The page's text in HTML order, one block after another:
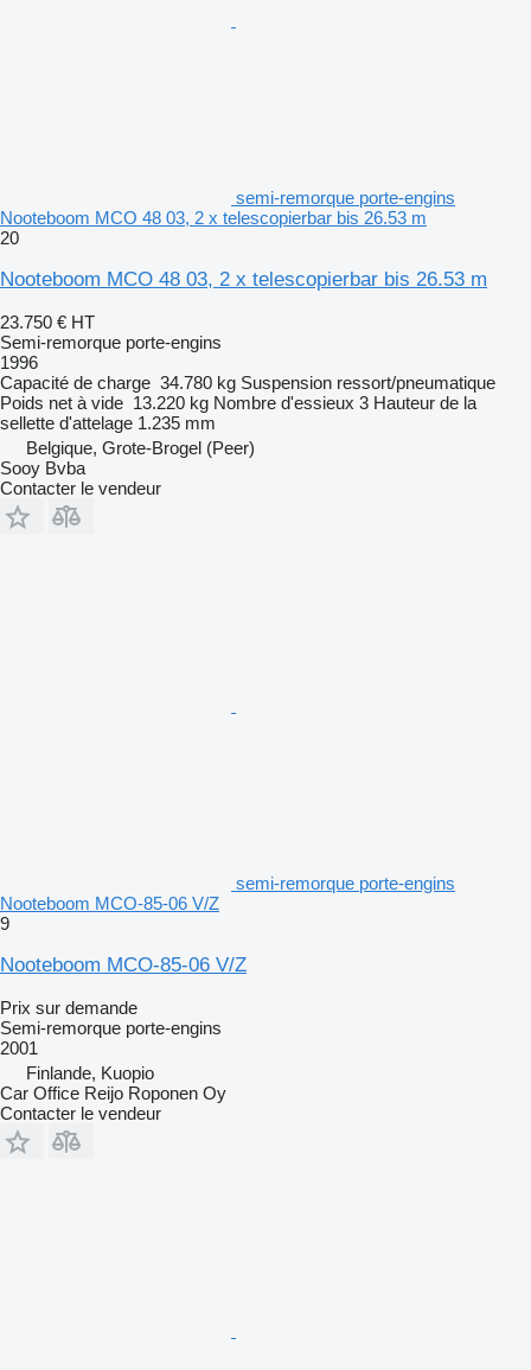
semi-remorque porte-engins
Nooteboom MCO 48 03, 2 x telescopierbar bis 26.53 m
20
Nooteboom MCO 48 03, 2 x telescopierbar bis 26.53 m
23.750 € HT
Semi-remorque porte-engins
1996
Capacité de charge 34.780 kg Suspension ressort/pneumatique
Poids net à vide 13.220 kg Nombre d'essieux 3 Hauteur de la
sellette d'attelage 1.235 mm
Belgique, Grote-Brogel (Peer)
Sooy Bvba
Contacter le vendeur
semi-remorque porte-engins
Nooteboom MCO-85-06 V/Z
9
Nooteboom MCO-85-06 V/Z
Prix sur demande
Semi-remorque porte-engins
2001
Finlande, Kuopio
Car Office Reijo Roponen Oy
Contacter le vendeur